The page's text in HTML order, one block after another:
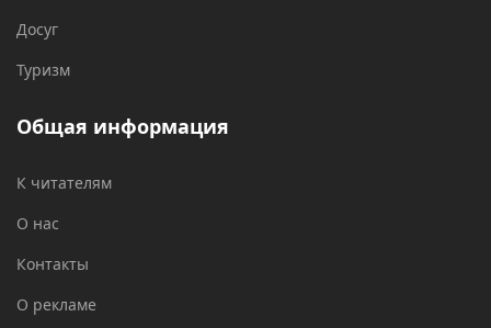
Досуг
Туризм
Общая информация
К читателям
О нас
Контакты
О рекламе